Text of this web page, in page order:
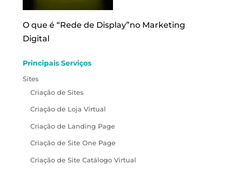
O que é “Rede de Display”no Marketing
Digital
Principais Serviços
Sites
Criação de Sites
Criação de Loja Virtual
Criação de Landing Page
Criação de Site One Page
Criação de Site Catálogo Virtual